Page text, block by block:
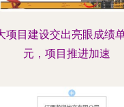
项目建设交出亮眼成绩
元，项目推进加速